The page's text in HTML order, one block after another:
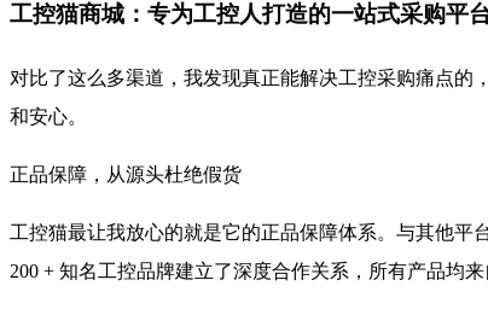
工控猫商城：专为工控人打造的一站式采购平
对比了这么多渠道，我发现真正能解决工控采购痛点的
和安心。
正品保障，从源头杜绝假货
工控猫最让我放心的就是它的正品保障体系。与其他平
200 + 知名工控品牌建立了深度合作关系，所有产品均